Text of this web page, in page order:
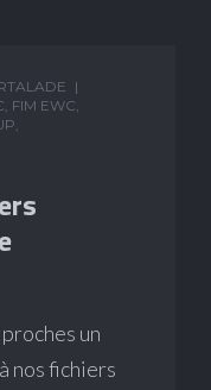
, FIM EWC,
,
un
nos fichiers